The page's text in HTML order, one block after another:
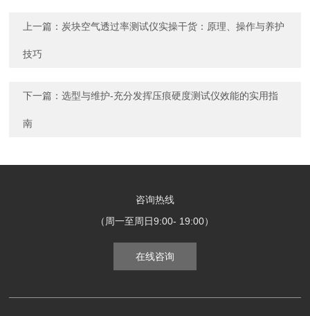
上一篇： 炭块空气透过率测试仪实操干货：原理、操作与养护
技巧
下一篇：选型与维护-充分发挥压痕硬度测试仪效能的实用指
南
咨询热线
（周一至周日9:00- 19:00）
在线咨询